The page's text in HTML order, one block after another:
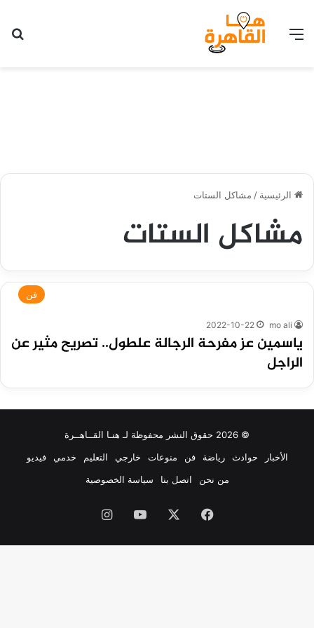
القائمة
الرئيسية / مشاكل الستات
مشاكل الستات
فن
mo ali
2022-10-22
ياسمين عز مفرحة الرجالة علطول.. تصريح مثير عن
الراجل
© 2026 حقوق النشر محفوظة لـ هنـا القــاهــرة
الأخبار
حوادث رياضة فن منوعات خارجي التعليم خدمي
فيديو
من نحن
اتصل بنا سياسة الخصوصية
فيسبوك ‫YouTubeانستقرام